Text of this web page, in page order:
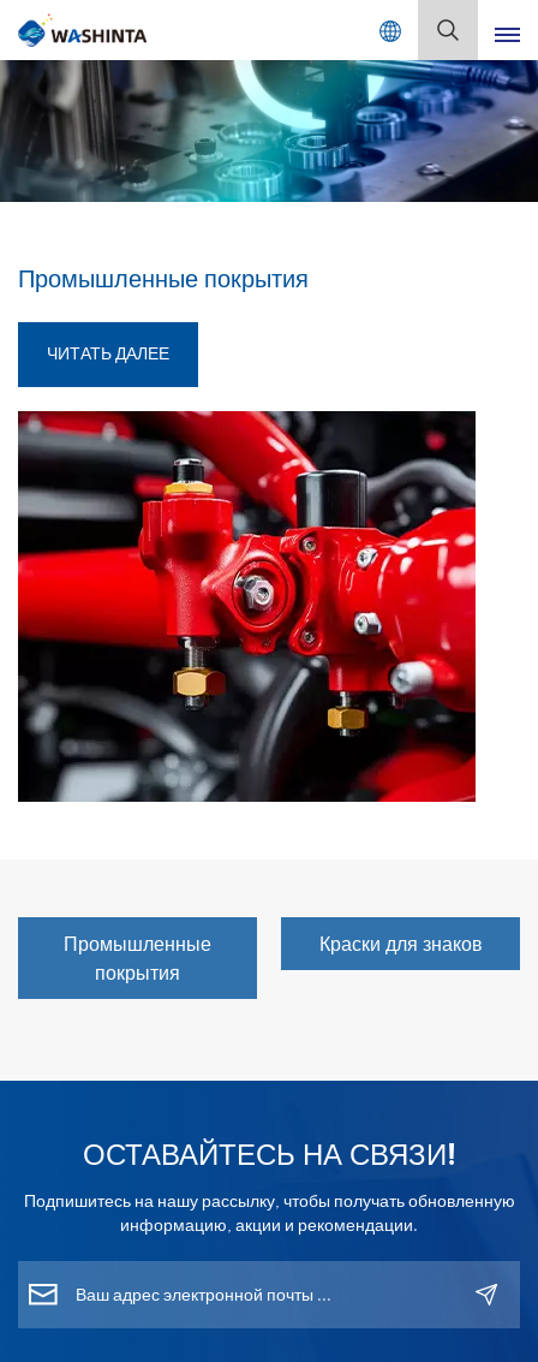
Mix Color Online
English
Français
Português
日本語
한국어
بالعربية
فارسی
中文
Промышленные покрытия
ЧИТАТЬ ДАЛЕЕ
Промышленные
покрытия
Краски для знаков
ОСТАВАЙТЕСЬ НА СВЯЗИ!
Подпишитесь на нашу рассылку, чтобы получать обновленную
информацию, акции и рекомендации.